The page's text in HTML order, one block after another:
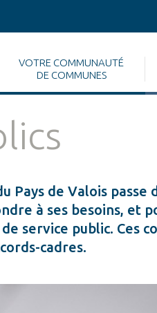
VOTRE COMMUNAUTÉ
DE COMMUNES
Pays de Valois
à ses besoins, et
service public. Ces
cadres.